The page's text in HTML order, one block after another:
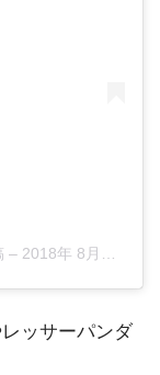
– 2018年 8月月26日午前6時15分PDT
ッサーパンダ